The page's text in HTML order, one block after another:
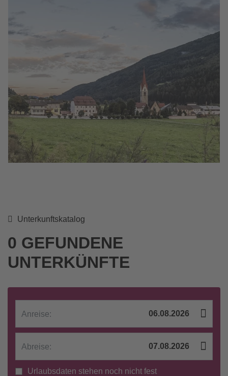
Unterkunftskatalog
0 GEFUNDENE
UNTERKÜNFTE
Anreise:
Abreise:
Urlaubsdaten stehen noch nicht fest